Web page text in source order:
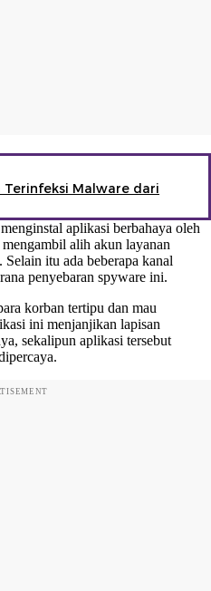
Terinfeksi Malware dari
aplikasi berbahaya oleh
alih akun layanan
itu ada beberapa kanal
penyebaran spyware ini.
korban tertipu dan mau
ini menjanjikan lapisan
sekalipun aplikasi tersebut